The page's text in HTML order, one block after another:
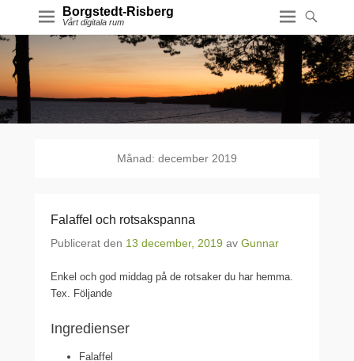
Borgstedt-Risberg
Vårt digitala rum
Månad: december 2019
Falaffel och rotsakspanna
Publicerat den 13 december, 2019 av Gunnar
Enkel och god middag på de rotsaker du har hemma.
Tex. Följande
Ingredienser
Falaffel